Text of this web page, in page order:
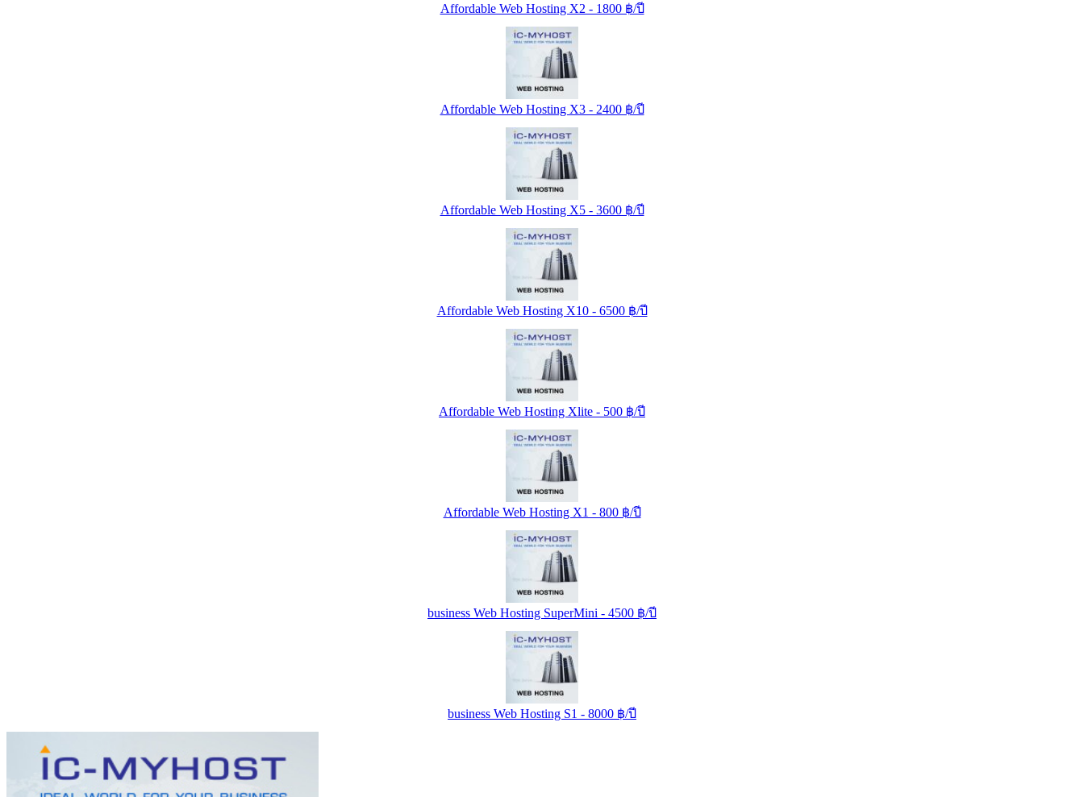
Affordable Web Hosting X2 - 1800 ฿/ปี
Affordable Web Hosting X3 - 2400 ฿/ปี
Affordable Web Hosting X5 - 3600 ฿/ปี
Affordable Web Hosting X10 - 6500 ฿/ปี
Affordable Web Hosting Xlite - 500 ฿/ปี
Affordable Web Hosting X1 - 800 ฿/ปี
business Web Hosting SuperMini - 4500 ฿/ปี
business Web Hosting S1 - 8000 ฿/ปี